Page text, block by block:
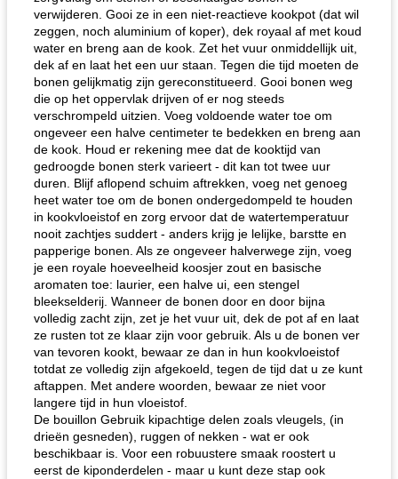
verwijderen. Gooi ze in een niet-reactieve kookpot (dat wil
zeggen, noch aluminium of koper), dek royaal af met koud
water en breng aan de kook. Zet het vuur onmiddellijk uit,
dek af en laat het een uur staan. Tegen die tijd moeten de
bonen gelijkmatig zijn gereconstitueerd. Gooi bonen weg
die op het oppervlak drijven of er nog steeds
verschrompeld uitzien. Voeg voldoende water toe om
ongeveer een halve centimeter te bedekken en breng aan
de kook. Houd er rekening mee dat de kooktijd van
gedroogde bonen sterk varieert - dit kan tot twee uur
duren. Blijf aflopend schuim aftrekken, voeg net genoeg
heet water toe om de bonen ondergedompeld te houden
in kookvloeistof en zorg ervoor dat de watertemperatuur
nooit zachtjes suddert - anders krijg je lelijke, barstte en
papperige bonen. Als ze ongeveer halverwege zijn, voeg
je een royale hoeveelheid koosjer zout en basische
aromaten toe: laurier, een halve ui, een stengel
bleekselderij. Wanneer de bonen door en door bijna
volledig zacht zijn, zet je het vuur uit, dek de pot af en laat
ze rusten tot ze klaar zijn voor gebruik. Als u de bonen ver
van tevoren kookt, bewaar ze dan in hun kookvloeistof
totdat ze volledig zijn afgekoeld, tegen de tijd dat u ze kunt
aftappen. Met andere woorden, bewaar ze niet voor
langere tijd in hun vloeistof.
De bouillon Gebruik kipachtige delen zoals vleugels, (in
drieën gesneden), ruggen of nekken - wat er ook
beschikbaar is. Voor een robuustere smaak roostert u
eerst de kiponderdelen - maar u kunt deze stap ook